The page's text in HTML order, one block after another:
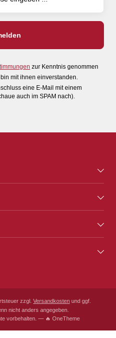
zur Kenntnis genommen
mit ihnen einverstanden.
eine E-Mail mit einem
auch im SPAM nach).
zzgl. Versandkosten und ggf.
nicht anders angegeben.
vorbehalten. — 🔥 OneTheme